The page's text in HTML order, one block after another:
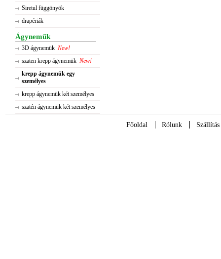
Siretul függönyök
drapériák
Ágyneműk
3D ágynemük New!
szaten krepp ágynemük New!
krepp ágynemük egy
személyes
krepp ágynemük két személyes
szatén ágynemük két személyes
Főoldal Rólunk Szállítás